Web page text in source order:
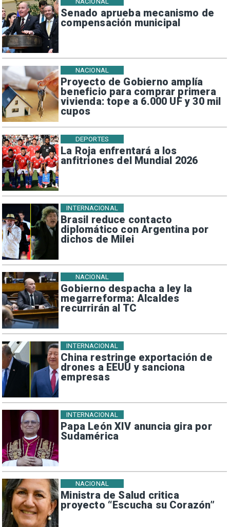
Senado aprueba mecanismo de
compensación municipal
Proyecto de Gobierno amplía
beneficio para comprar primera
vivienda: tope a 6.000 UF y 30 mil
cupos
NACIONAL
La Roja enfrentará a los
anfitriones del Mundial 2026
DEPORTES
Brasil reduce contacto
diplomático con Argentina por
dichos de Milei
INTERNACIONAL
Gobierno despacha a ley la
megarreforma: Alcaldes
recurrirán al TC
NACIONAL
China restringe exportación de
drones a EEUU y sanciona
empresas
INTERNACIONAL
Papa León XIV anuncia gira por
Sudamérica
INTERNACIONAL
Ministra de Salud critica
proyecto “Escucha su Corazón”
NACIONAL